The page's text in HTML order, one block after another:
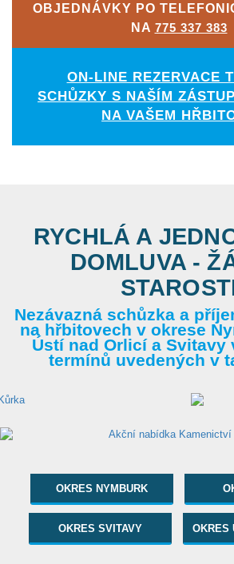
OBJEDNÁVKY PO
NA 775 337 383
ON-LINE REZERVACE
SCHŮZKY S NAŠÍM
NA VAŠEM
RYCHLÁ A
DOMLUVA -
Nezávazná schůzka a
na hřbitovech v okrese
Ústí nad Orlicí a Svitavy
termínů uvedených v
OKRES NYMBURK
OKRES SVITAVY OKRES